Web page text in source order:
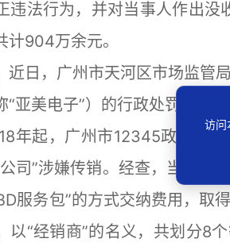
违法行为，并对当事人作出
计904万余元。
日，广州市天河区市场监管
亚美电子”）的行政处罚决定书
起，广州市12345政府服务
司”涉嫌传销。经查，当事人
服务包”的方式交纳费用，取
以“经销商”的名义，共划分8
访问